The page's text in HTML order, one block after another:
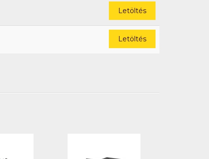
Letöltés
Letöltés